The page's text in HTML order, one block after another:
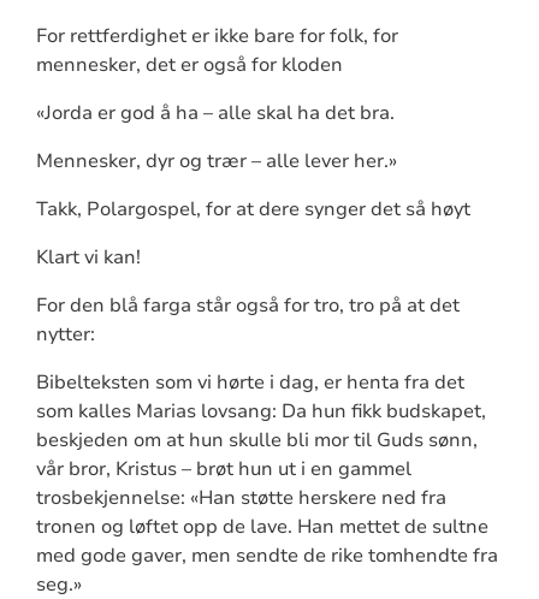
For rettferdighet er ikke bare for folk, for
mennesker, det er også for kloden
«Jorda er god å ha – alle skal ha det bra.
Mennesker, dyr og trær – alle lever her.»
Takk, Polargospel, for at dere synger det så høyt
Klart vi kan!
For den blå farga står også for tro, tro på at det
nytter:
Bibelteksten som vi hørte i dag, er henta fra det
som kalles Marias lovsang: Da hun fikk budskapet,
beskjeden om at hun skulle bli mor til Guds sønn,
vår bror, Kristus – brøt hun ut i en gammel
trosbekjennelse: «Han støtte herskere ned fra
tronen og løftet opp de lave. Han mettet de sultne
med gode gaver, men sendte de rike tomhendte fra
seg.»